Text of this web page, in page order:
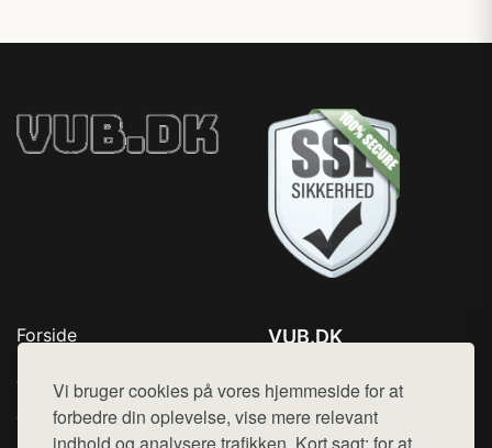
Vi bruger cookies på vores hjemmeside for at
forbedre din oplevelse, vise mere relevant
Forside
Top Rabatter
Jotun maling
Kontakt
VUB.DK
Mail: hej@want.dk